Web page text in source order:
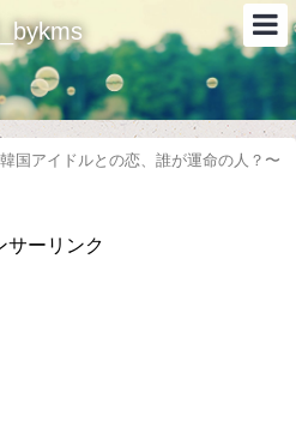
国アイドルとの恋、誰が運命の人？〜
サーリンク